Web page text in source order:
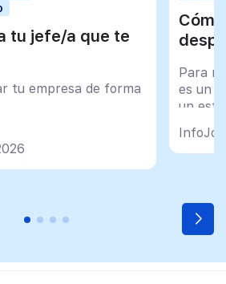
tu jefe/a que te
tu empresa de forma
Para
es un
un